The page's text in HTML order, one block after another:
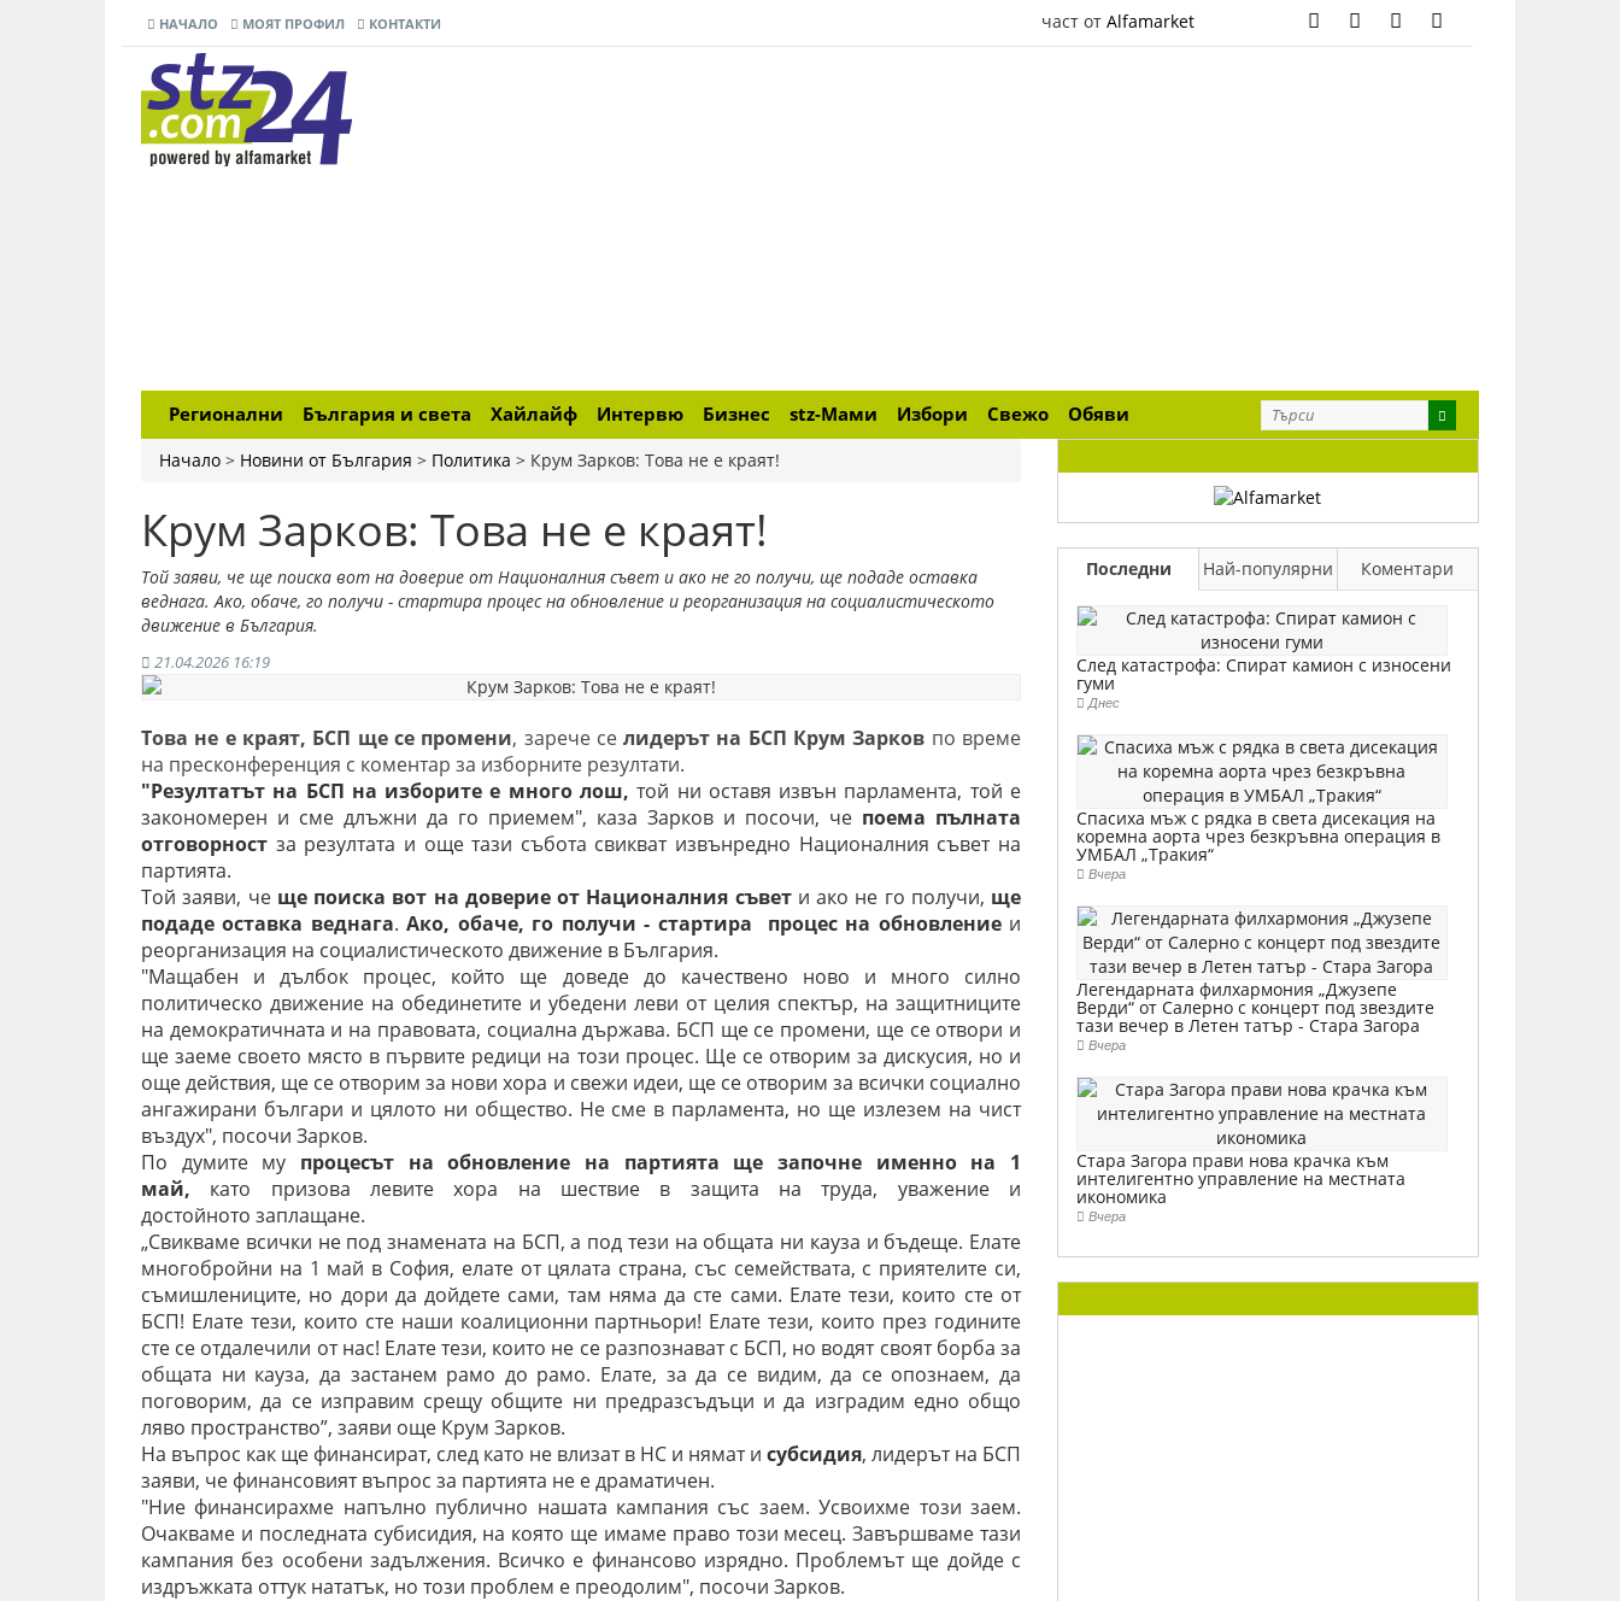
НАЧАЛО МОЯТ ПРОФИЛ КОНТАКТИ част от Alfamarket
Регионални България и света Хайлайф Интервю Бизнес stz-Мами Избори Свежо Обяви
Начало > Новини от България > Политика > Крум Зарков: Това не е краят!
Крум Зарков: Това не е краят!
Той заяви, че ще поиска вот на доверие от Националния съвет и ако не го получи, ще подаде оставка
веднага. Ако, обаче, го получи - стартира процес на обновление и реорганизация на социалистическото
движение в България.
21.04.2026 16:19
Това не е краят, БСП ще се промени, зарече селидерът на БСП Крум Зарков по време
на пресконференция с коментар за изборните резултати.
"Резултатът на БСП на изборите е много лош, той ни оставя извън парламента, той е
закономерен и сме длъжни да го приемем", каза Зарков и посочи, че поема пълната
отговорност за резултата и още тази събота свикват извънредно Националния съвет на
партията.
Той заяви, чеще поиска вот на доверие от Националния съвети ако не го получи, ще
подаде оставка веднага. Ако, обаче, го получи - стартира процес на обновлениеи
реорганизация на социалистическото движение в България.
"Мащабен и дълбок процес, който ще доведе до качествено ново и много силно
политическо движение на обединетите и убедени леви от целия спектър, на защитниците
на демократичната и на правовата, социална държава. БСП ще се промени, ще се отвори и
ще заеме своето място в първите редици на този процес. Ще се отворим за дискусия, но и
още действия, ще се отворим за нови хора и свежи идеи, ще се отворим за всички социално
ангажирани българи и цялото ни общество. Не сме в парламента, но ще излезем на чист
въздух", посочи Зарков.
По думите му процесът на обновление на партията ще започне именно на 1
май, като
призова левите хора на шествие в защита на труда, уважение и
достойното заплащане.
„Свикваме всички не под знамената на БСП, а под тези на общата ни кауза и бъдеще. Елате
многобройни на 1 май в София, елате от цялата страна, със семействата, с приятелите си,
съмишлениците, но дори да дойдете сами, там няма да сте сами. Елате тези, които сте от
БСП! Елате тези, които сте наши коалиционни партньори! Елате тези, които през годините
сте се отдалечили от нас! Елате тези, които не се разпознават с БСП, но водят своят борба за
общата ни кауза, да застанем рамо до рамо. Елате, за да се видим, да се опознаем, да
поговорим, да се изправим срещу общите ни предразсъдъци и да изградим едно общо
ляво пространство”, заяви още Крум Зарков.
На въпрос как ще финансират, след като не влизат в НС и нямат и субсидия, лидерът на БСП
заяви, че финансовият въпрос за партията не е драматичен.
"Ние финансирахме напълно публично нашата кампания със заем. Усвоихме този заем.
Очакваме и последната субисидия, на която ще имаме право този месец. Завършваме тази
кампания без особени задължения. Всичко е финансово изрядно. Проблемът ще дойде с
издръжката оттук нататък, но този проблем е преодолим", посочи Зарков.
Последни Най-популярни Коментари
След катастрофа: Спират камион с износени
гуми
Днес
Спасиха мъж с рядка в света дисекация на
коремна аорта чрез безкръвна операция в
УМБАЛ „Тракия“
Вчера
Легендарната филхармония „Джузепе
Верди“ от Салерно с концерт под звездите
тази вечер в Летен татър - Стара Загора
Вчера
Стара Загора прави нова крачка към
интелигентно управление на местната
икономика
Вчера